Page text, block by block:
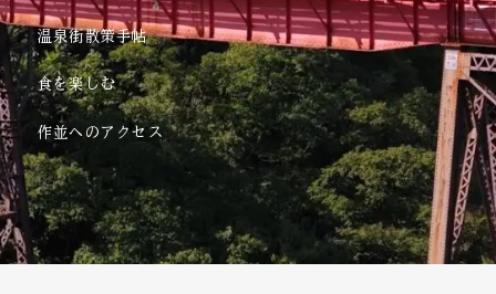
a
m
-
1
温泉街散策手帖
食を楽しむ
作並へのアクセス